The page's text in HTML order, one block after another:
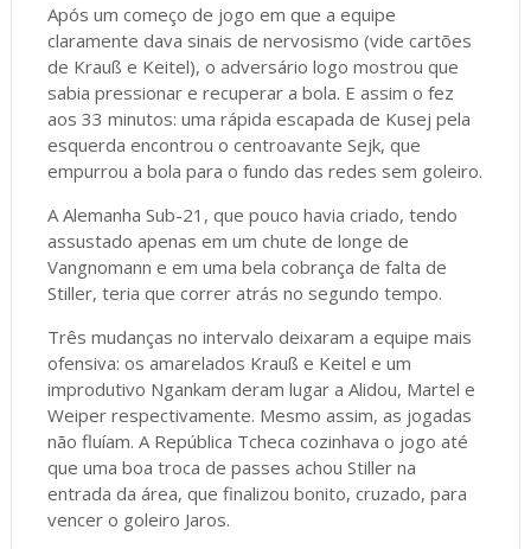
Após um começo de jogo em que a equipe
claramente dava sinais de nervosismo (vide cartões
de Krauß e Keitel), o adversário logo mostrou que
sabia pressionar e recuperar a bola. E assim o fez
aos 33 minutos: uma rápida escapada de Kusej pela
esquerda encontrou o centroavante Sejk, que
empurrou a bola para o fundo das redes sem goleiro.
A Alemanha Sub-21, que pouco havia criado, tendo
assustado apenas em um chute de longe de
Vangnomann e em uma bela cobrança de falta de
Stiller, teria que correr atrás no segundo tempo.
Três mudanças no intervalo deixaram a equipe mais
ofensiva: os amarelados Krauß e Keitel e um
improdutivo Ngankam deram lugar a Alidou, Martel e
Weiper respectivamente. Mesmo assim, as jogadas
não fluíam. A República Tcheca cozinhava o jogo até
que uma boa troca de passes achou Stiller na
entrada da área, que finalizou bonito, cruzado, para
vencer o goleiro Jaros.